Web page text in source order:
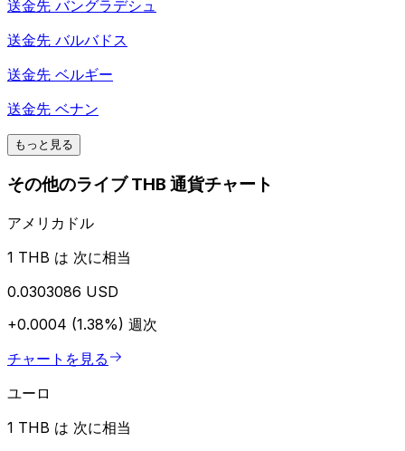
送金先 バングラデシュ
送金先 バルバドス
送金先 ベルギー
送金先 ベナン
もっと見る
その他のライブ THB 通貨チャート
アメリカドル
1 THB は 次に相当
0.0303086 USD
+0.0004 (1.38%) 週次
チャートを見る
ユーロ
1 THB は 次に相当